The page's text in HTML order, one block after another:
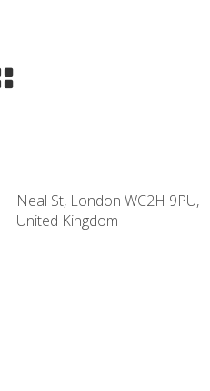
Neal St, London WC2H 9PU,
United Kingdom